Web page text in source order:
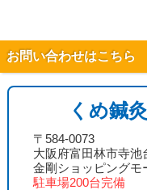
お問い合わせはこちら
くめ鍼
〒584-0073
大阪府富田林市寺池
金剛ショッピングモ
駐車場200台完備